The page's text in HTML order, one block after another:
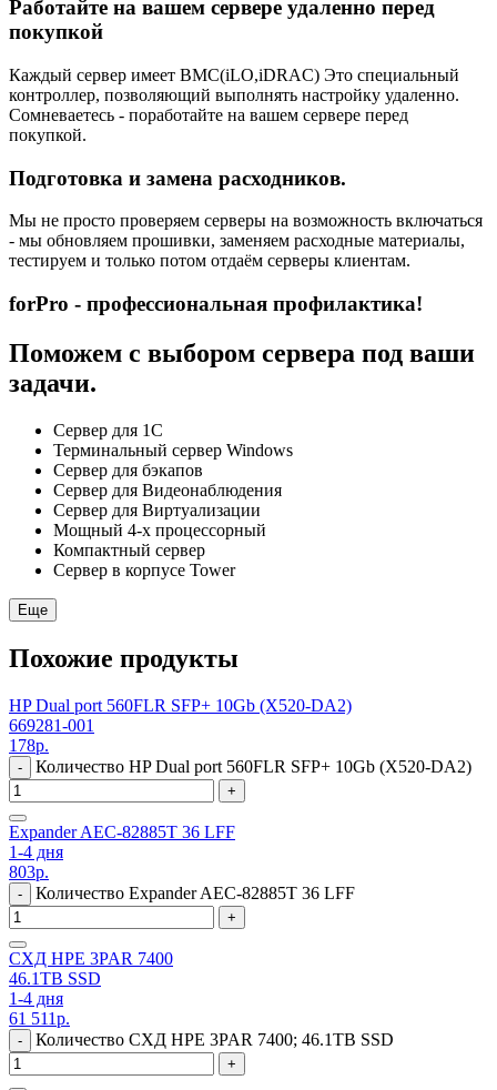
Работайте на вашем сервере удаленно перед
покупкой
Каждый сервер имеет BMC(iLO,iDRAC) Это специальный
контроллер, позволяющий выполнять настройку удаленно.
Сомневаетесь - поработайте на вашем сервере перед
покупкой.
Подготовка и замена расходников.
Мы не просто проверяем серверы на возможность включаться
- мы обновляем прошивки, заменяем расходные материалы,
тестируем и только потом отдаём серверы клиентам.
forPro - профессиональная профилактика!
Поможем с выбором сервера под ваши
задачи.
Сервер для 1С
Терминальный сервер Windows
Сервер для бэкапов
Сервер для Видеонаблюдения
Сервер для Виртуализации
Мощный 4-х процессорный
Компактный сервер
Сервер в корпусе Tower
Еще
Похожие продукты
HP Dual port 560FLR SFP+ 10Gb (X520-DA2)
669281-001
178р.
- Количество HP Dual port 560FLR SFP+ 10Gb (X520-DA2)
+
Expander AEC-82885T 36 LFF
1-4 дня
803р.
- Количество Expander AEC-82885T 36 LFF
+
СХД HPE 3PAR 7400
46.1TB SSD
1-4 дня
61 511р.
- Количество СХД HPE 3PAR 7400; 46.1TB SSD
+